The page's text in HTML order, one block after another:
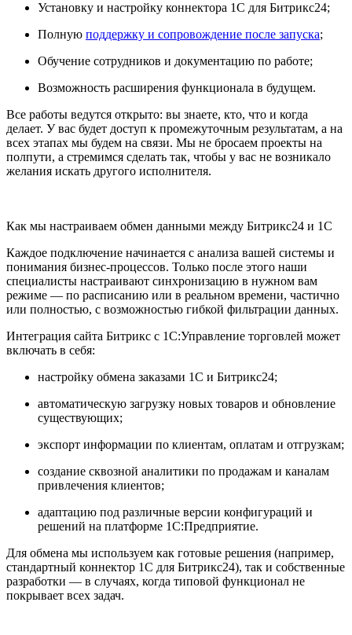
Установку и настройку коннектора 1С для Битрикс24;
Полную поддержку и сопровождение после запуска;
Обучение сотрудников и документацию по работе;
Возможность расширения функционала в будущем.
Все работы ведутся открыто: вы знаете, кто, что и когда
делает. У вас будет доступ к промежуточным результатам, а на
всех этапах мы будем на связи. Мы не бросаем проекты на
полпути, а стремимся сделать так, чтобы у вас не возникало
желания искать другого исполнителя.
Как мы настраиваем обмен данными между Битрикс24 и 1С
Каждое подключение начинается с анализа вашей системы и
понимания бизнес-процессов. Только после этого наши
специалисты настраивают синхронизацию в нужном вам
режиме — по расписанию или в реальном времени, частично
или полностью, с возможностью гибкой фильтрации данных.
Интеграция сайта Битрикс с 1С:Управление торговлей может
включать в себя:
настройку обмена заказами 1С и Битрикс24;
автоматическую загрузку новых товаров и обновление
существующих;
экспорт информации по клиентам, оплатам и отгрузкам;
создание сквозной аналитики по продажам и каналам
привлечения клиентов;
адаптацию под различные версии конфигураций и
решений на платформе 1С:Предприятие.
Для обмена мы используем как готовые решения (например,
стандартный коннектор 1С для Битрикс24), так и собственные
разработки — в случаях, когда типовой функционал не
покрывает всех задач.